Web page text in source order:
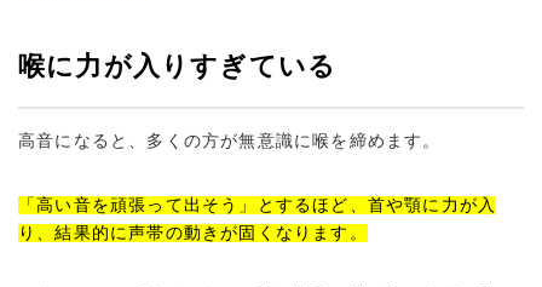
喉に力が入りすぎている
高音になると、多くの方が無意識に喉を締めます。
「高い音を頑張って出そう」とするほど、首や顎に力が入
り、結果的に声帯の動きが固くなります。